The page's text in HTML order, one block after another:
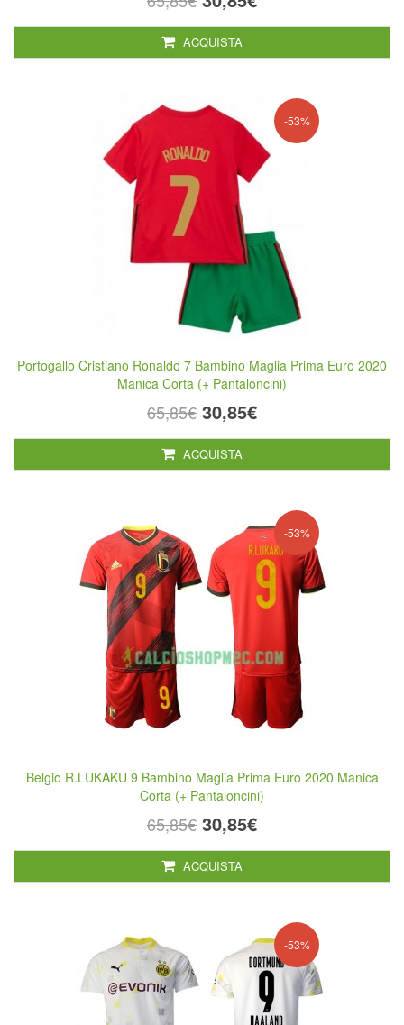
ACQUISTA
-53%
Portogallo Cristiano Ronaldo 7 Bambino Maglia Prima Euro 2020
Manica Corta (+ Pantaloncini)
65,85€ 30,85€
ACQUISTA
-53%
Belgio R.LUKAKU 9 Bambino Maglia Prima Euro 2020 Manica
Corta (+ Pantaloncini)
65,85€ 30,85€
ACQUISTA
-53%